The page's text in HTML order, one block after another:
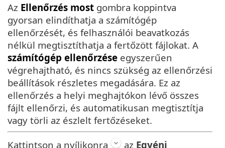
Az Ellenőrzés most gombra koppintva
gyorsan elindíthatja a számítógép
ellenőrzését, és felhasználói beavatkozás
nélkül megtisztíthatja a fertőzött fájlokat. A
számítógép ellenőrzése egyszerűen
végrehajtható, és nincs szükség az ellenőrzési
beállítások részletes megadására. Ez az
ellenőrzés a helyi meghajtókon lévő összes
fájlt ellenőrzi, és automatikusan megtisztítja
vagy törli az észlelt fertőzéseket.
Kattintson a nyílikonra
az Egyéni